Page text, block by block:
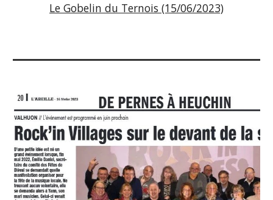
Le Gobelin du Ternois (15/06/2023)